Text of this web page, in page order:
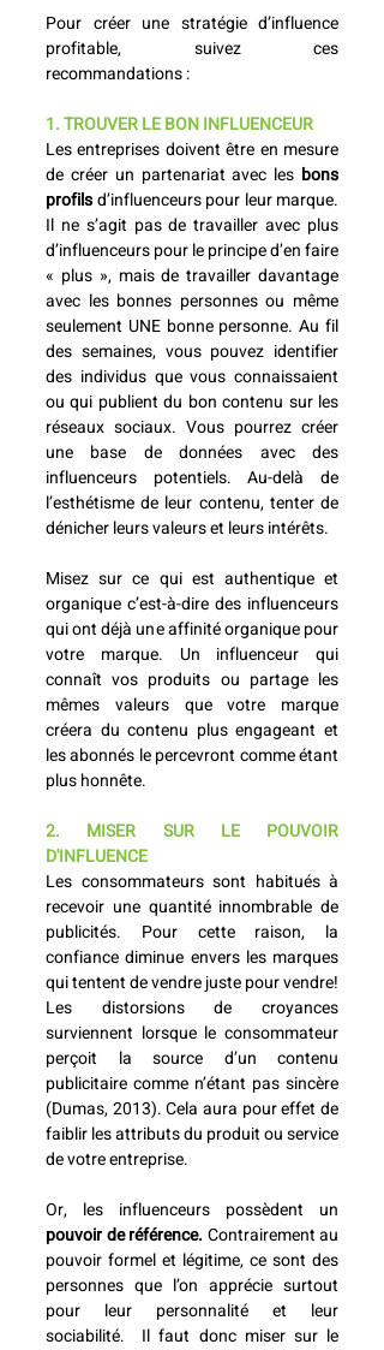
Pour créer une stratégie d’influence
profitable, suivez ces
recommandations :
1. TROUVER LE BON INFLUENCEUR
Les entreprises doivent être en mesure
de créer un partenariat avec les bons
profils d’influenceurs pour leur marque.
Il ne s’agit pas de travailler avec plus
d’influenceurs pour le principe d’en faire
« plus », mais de travailler davantage
avec les bonnes personnes ou même
seulement UNE bonne personne. Au fil
des semaines, vous pouvez identifier
des individus que vous connaissaient
ou qui publient du bon contenu sur les
réseaux sociaux. Vous pourrez créer
une base de données avec des
influenceurs potentiels. Au-delà de
l’esthétisme de leur contenu, tenter de
dénicher leurs valeurs et leurs intérêts.
Misez sur ce qui est authentique et
organique c’est-à-dire des influenceurs
qui ont déjà une affinité organique pour
votre marque. Un influenceur qui
connaît vos produits ou partage les
mêmes valeurs que votre marque
créera du contenu plus engageant et
les abonnés le percevront comme étant
plus honnête.
2. MISER SUR LE POUVOIR
D'INFLUENCE
Les consommateurs sont habitués à
recevoir une quantité innombrable de
publicités. Pour cette raison, la
confiance diminue envers les marques
qui tentent de vendre juste pour vendre!
Les distorsions de croyances
surviennent lorsque le consommateur
perçoit la source d’un contenu
publicitaire comme n’étant pas sincère
(Dumas, 2013). Cela aura pour effet de
faiblir les attributs du produit ou service
de votre entreprise.
pouvoir de référence. Contrairement au
pouvoir formel et légitime, ce sont des
personnes que l’on apprécie surtout
pour leur personnalité et leur
sociabilité.  Il faut donc miser sur le